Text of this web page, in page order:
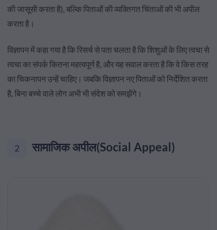
की जासूसी करता है), बल्कि पिताओं की व्यक्तिगत चिंताओं की भी अपील
करता है।
विज्ञापन में कहा गया है कि रिसर्च से पता चलता है कि शिशुओं के लिए त्वचा से
त्वचा का संपर्क कितना महत्वपूर्ण है, और यह सवाल करता है कि वे किस तरह
का चिकनापन उन्हें चाहिए। जबकि विज्ञापन नए पिताओं को निर्देशित करता
है, बिना बच्चे वाले लोग अभी भी संदेश को समझेंगे।
2 सामाजिक अपील(Social Appeal)